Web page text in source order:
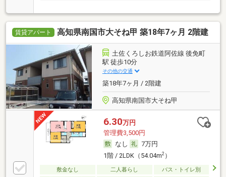
賃貸アパート 高知県南国市大そね甲 築18年7ヶ月 2階建
土佐くろしお鉄道阿佐線 後免町
駅 徒歩10分
その他の交通
築18年7ヶ月 / 2階建
高知県南国市大そね甲
6.30万円
管理費3,500円
なし
7万円
1階 / 2LDK（54.04m2）
敷金なし 二人暮らし
バス・トイレ別